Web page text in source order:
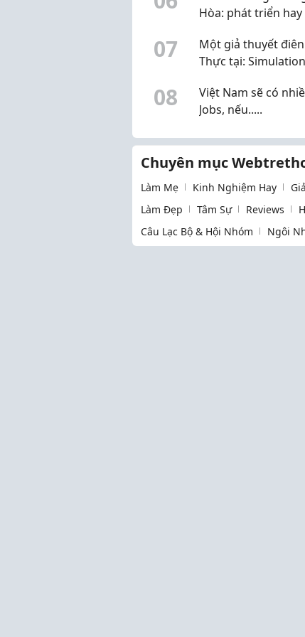
Hòa: phát triển
07
Một giả thuyết
Thực tại:
08
Việt Nam sẽ có
Jobs, nếu.....
Chuyên mục
Làm Mẹ Kinh Nghiệm Hay
Làm Đẹp
Tâm Sự Reviews
Câu Lạc Bộ & Hội Nhóm
Ngôi